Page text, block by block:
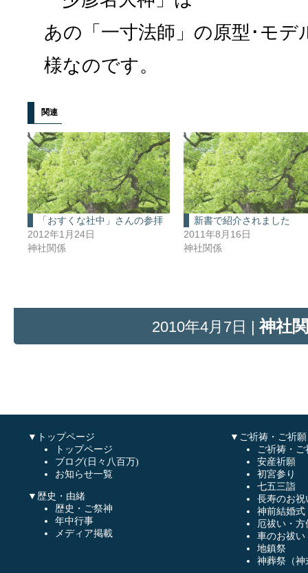
あの「一寸法師」の原型･モ
様なのです。
関連
「おすくな社中」さんの参拝
2012年1月24日
神社関係
新書で紹介されました
2011年8月16日
神社関係
2010年4月7日 |神社
▼トップページ
トップページ
ブログ(日々八百万)
お知らせ一覧
▼歴史・由緒
歴史・ご祭神
年中行事
メディア掲載
▼ご祈祷・ご祈願
ご祈祷・ご
安産祈願
初宮参り
七五三詣
長寿のお祝
神前結婚式
厄祓い・方
車のお祓い
地鎮祭
神葬祭（神